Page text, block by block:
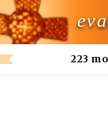
223